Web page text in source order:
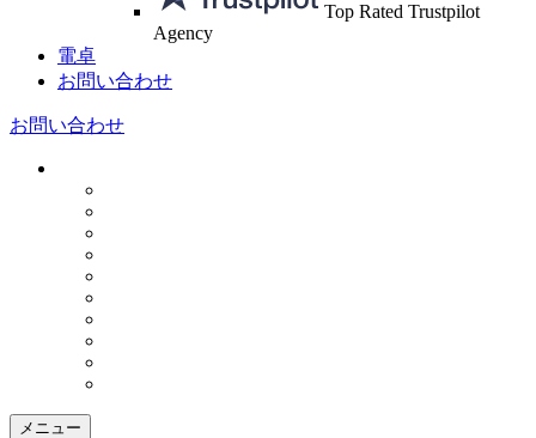
Top Rated Trustpilot
Agency
電卓
お問い合わせ
お問い合わせ
メニュー